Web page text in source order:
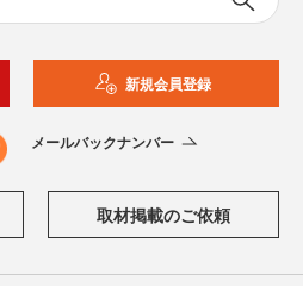
新規会員登録
メールバックナンバー
取材掲載のご依頼